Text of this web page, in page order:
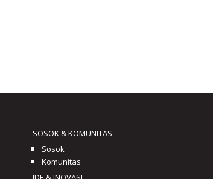
SOSOK & KOMUNITAS
Sosok
Komunitas